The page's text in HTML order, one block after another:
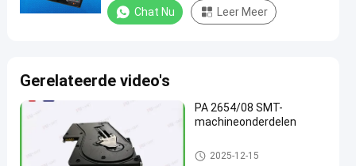
Materiaalvoeder
CP6
SMT
Kaliberbepalingskaliber
Chat Nu Leer Meer
Gerelateerde video's
PA 2654/08 SMT-
machineonderdelen
Smtvoeder
2025-12-15